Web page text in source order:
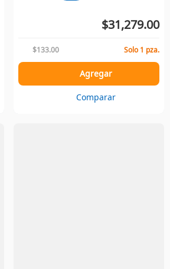
$31,279.00
$133.00 Solo 1 pza.
Agregar
Comparar